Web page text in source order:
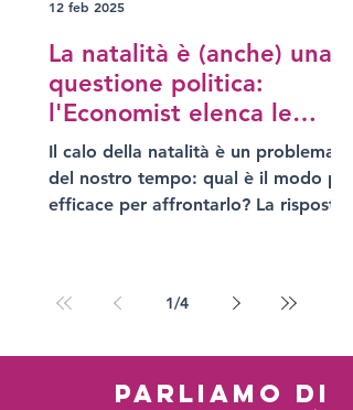
il vero problema: le politiche e i
fattori che influiscono sulle scelte
riproduttive. Dovremmo invece
iniziare a considerare i tanti ostacoli
che impediscono alle persone di
formare u
La natalità è (anche) una
questione politica:
l'Economist elenca le
policy più efficaci per
sostenerla
Il calo della natalità è un problema
del nostro tempo: qual è il modo più
efficace per affrontarlo? La risposta
12 feb 2025
1/4
PARLIAMO DI